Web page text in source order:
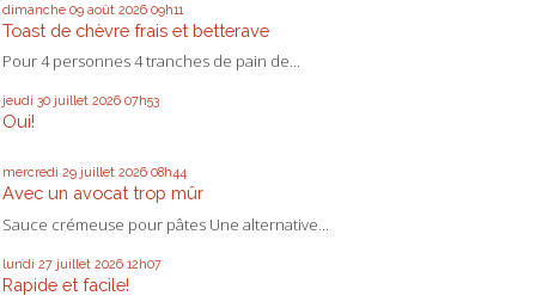
dimanche 09 août 2026 09h11
Toast de chèvre frais et betterave
Pour 4 personnes 4 tranches de pain de...
jeudi 30 juillet 2026 07h53
Oui!
mercredi 29 juillet 2026 08h44
Avec un avocat trop mûr
Sauce crémeuse pour pâtes Une alternative...
lundi 27 juillet 2026 12h07
Rapide et facile!